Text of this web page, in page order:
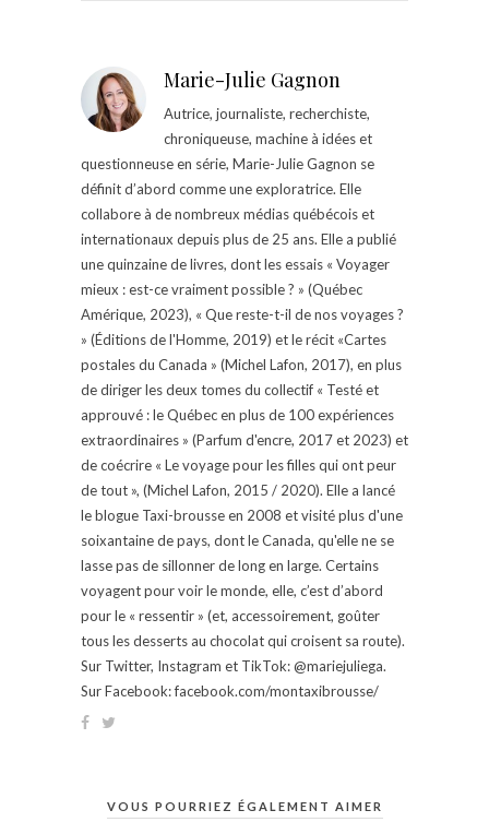
Marie-Julie Gagnon
Autrice, journaliste, recherchiste,
chroniqueuse, machine à idées et
questionneuse en série, Marie-Julie Gagnon se
définit d’abord comme une exploratrice. Elle
collabore à de nombreux médias québécois et
internationaux depuis plus de 25 ans. Elle a publié
une quinzaine de livres, dont les essais « Voyager
mieux : est-ce vraiment possible ? » (Québec
Amérique, 2023), « Que reste-t-il de nos voyages ?
» (Éditions de l'Homme, 2019) et le récit «Cartes
postales du Canada » (Michel Lafon, 2017), en plus
de diriger les deux tomes du collectif « Testé et
approuvé : le Québec en plus de 100 expériences
extraordinaires » (Parfum d'encre, 2017 et 2023) et
de coécrire « Le voyage pour les filles qui ont peur
de tout », (Michel Lafon, 2015 / 2020). Elle a lancé
le blogue Taxi-brousse en 2008 et visité plus d'une
soixantaine de pays, dont le Canada, qu'elle ne se
lasse pas de sillonner de long en large. Certains
voyagent pour voir le monde, elle, c’est d’abord
pour le « ressentir » (et, accessoirement, goûter
tous les desserts au chocolat qui croisent sa route).
Sur Twitter, Instagram et TikTok: @mariejuliega.
Sur Facebook: facebook.com/montaxibrousse/
VOUS POURRIEZ ÉGALEMENT AIMER